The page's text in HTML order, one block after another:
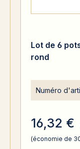
Lot de 6
rond
Numéro
16,32 €
(économie de